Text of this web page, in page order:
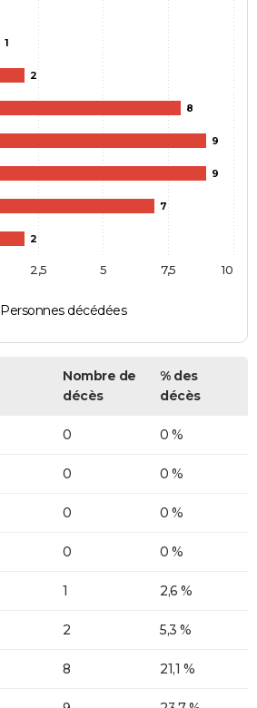
1
2
8
9
9
7
2
Personnes décédées
10
2,5 5 7,5
Nombre de
décès
% des
décès
0 0 %
0 0 %
0 0 %
0 0 %
1 2,6 %
2 5,3 %
8 21,1 %